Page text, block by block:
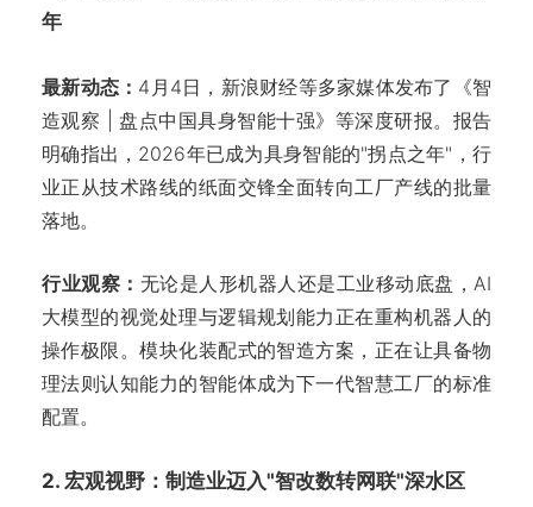
年
最新动态： 4月4日，新浪财经等多家媒体发布了《智
造观察 | 盘点中国具身智能十强》等深度研报。报告
明确指出，2026年已成为具身智能的"拐点之年"，行
业正从技术路线的纸面交锋全面转向工厂产线的批量
落地。
行业观察： 无论是人形机器人还是工业移动底盘，AI
大模型的视觉处理与逻辑规划能力正在重构机器人的
操作极限。模块化装配式的智造方案，正在让具备物
理法则认知能力的智能体成为下一代智慧工厂的标准
配置。
2. 宏观视野：制造业迈入"智改数转网联"深水区